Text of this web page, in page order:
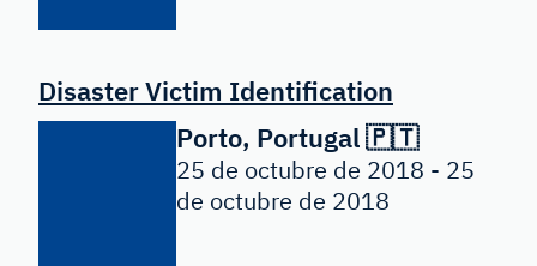
Disaster Victim Identification
Porto, Portugal 🇵🇹
25 de octubre de 2018 - 25
de octubre de 2018